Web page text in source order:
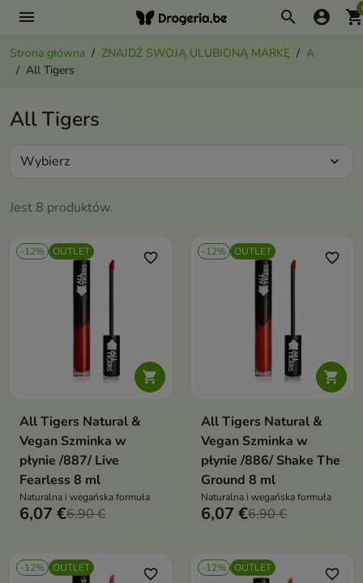
menu search account_circle
Strona główna ZNAJDŹ SWOJĄ ULUBIONĄ MARKĘ
A
All Tigers
All Tigers
Jest 8 produktów.
Wybierz expand_more
-12% OUTLET

favorite_border
All Tigers Natural &
Vegan Szminka w
płynie /887/ Live
Fearless 8 ml
Naturalna i wegańska formuła
6,07 €6,90 €
-12% OUTLET

favorite_border
All Tigers Natural &
Vegan Szminka w
płynie /886/ Shake The
Ground 8 ml
Naturalna i wegańska formuła
6,07 €6,90 €
-12% OUTLET favorite_border -12% OUTLET favorite_border